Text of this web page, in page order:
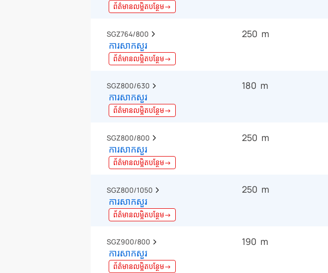
ព័ត៌មានលម្អិតបន្ថែម→
SGZ764/800
ការសាកសួរ
ព័ត៌មានលម្អិតបន្ថែម→
250 m
SGZ800/630
ការសាកសួរ
ព័ត៌មានលម្អិតបន្ថែម→
180 m
SGZ800/800
ការសាកសួរ
ព័ត៌មានលម្អិតបន្ថែម→
250 m
SGZ800/1050
ការសាកសួរ
ព័ត៌មានលម្អិតបន្ថែម→
250 m
SGZ900/800
ការសាកសួរ
ព័ត៌មានលម្អិតបន្ថែម→
190 m